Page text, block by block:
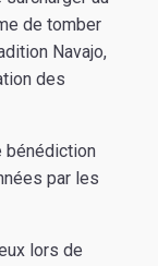
de tomber
Navajo,
des
bénédiction
par les
lors de